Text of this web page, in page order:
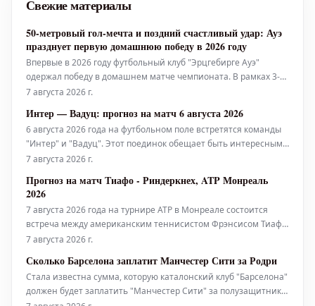
Свежие материалы
50-метровый гол-мечта и поздний счастливый удар: Ауэ
празднует первую домашнюю победу в 2026 году
Впервые в 2026 году футбольный клуб "Эрцгебирге Ауэ"
одержал победу в домашнем матче чемпионата. В рамках 3-го
тура Региональной лиги "Северо-Восток" "Фиалки" одержали
положил гол-мечта.
7 августа 2026 г.
Интер — Вадуц: прогноз на матч 6 августа 2026
6 августа 2026 года на футбольном поле встретятся команды
"Интер" и "Вадуц". Этот поединок обещает быть интересным,
и мы предлагаем вам ознакомиться с нашим прогнозом.
сильнейших клубов, демонстрируя стабильно высокие
результаты в нац
7 августа 2026 г.
Прогноз на матч Тиафо - Риндеркнех, ATP Монреаль
2026
7 августа 2026 года на турнире ATP в Монреале состоится
встреча между американским теннисистом Фрэнсисом Тиафо
и французом Матье Риндеркнехом. Фрэнсис Тиафо,
является сильным соперником, демонстрирующим
уверенную игру на харде. Его мощная под
7 августа 2026 г.
Сколько Барселона заплатит Манчестер Сити за Родри
Стала известна сумма, которую каталонский клуб "Барселона"
должен будет заплатить "Манчестер Сити" за полузащитника